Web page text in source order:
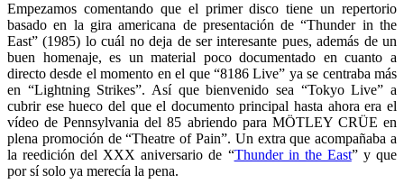
Empezamos comentando que el primer disco tiene un repertorio
basado en la gira americana de presentación de “Thunder in the
East” (1985) lo cuál no deja de ser interesante pues, además de un
buen homenaje, es un material poco documentado en cuanto a
directo desde el momento en el que “8186 Live” ya se centraba más
en “Lightning Strikes”. Así que bienvenido sea “Tokyo Live” a
cubrir ese hueco del que el documento principal hasta ahora era el
vídeo de Pennsylvania del 85 abriendo para MÖTLEY CRÜE en
plena promoción de “Theatre of Pain”. Un extra que acompañaba a
la reedición del XXX aniversario de “Thunder in the East” y que
por sí solo ya merecía la pena.